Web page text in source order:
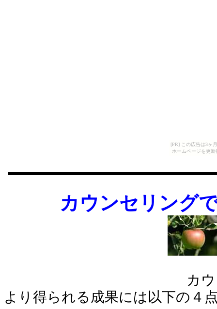
[PR] この広告は3ヶ
ホームページを更
カウンセリング
カウンセリング
より得られる成果には以下の４